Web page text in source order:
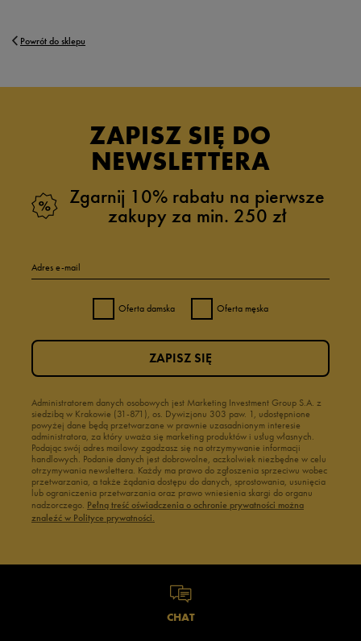
Powrót do sklepu
ZAPISZ SIĘ DO
NEWSLETTERA
Zgarnij 10% rabatu na pierwsze
zakupy za min. 250 zł
Adres e-mail
Oferta damska Oferta męska
Administratorem danych osobowych jest Marketing Investment Group S.A. z
siedzibą w Krakowie (31-871), os. Dywizjonu 303 paw. 1, udostępnione
powyżej dane będą przetwarzane w prawnie uzasadnionym interesie
administratora, za który uważa się marketing produktów i usług własnych.
Podając swój adres mailowy zgadzasz się na otrzymywanie informacji
handlowych. Podanie danych jest dobrowolne, aczkolwiek niezbędne w celu
otrzymywania newslettera. Każdy ma prawo do zgłoszenia sprzeciwu wobec
przetwarzania, a także żądania dostępu do danych, sprostowania, usunięcia
lub ograniczenia przetwarzania oraz prawo wniesienia skargi do organu
nadzorczego. Pełną treść oświadczenia o ochronie prywatności można
znaleźć w Polityce prywatności.
ZAPISZ SIĘ
CHAT